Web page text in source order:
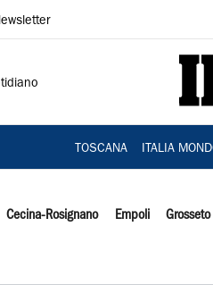
TOSCANA ITALIA
Cecina-Rosignano Empoli Grosseto